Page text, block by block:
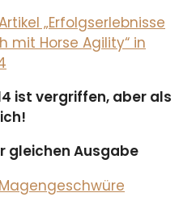
„Erfolgserlebnisse
mit Horse Agility“ in
ist vergriffen, aber als
gleichen Ausgabe